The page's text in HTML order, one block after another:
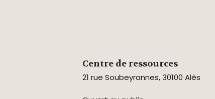
Centre de ressources
21 rue Soubeyrannes, 30100 Alès